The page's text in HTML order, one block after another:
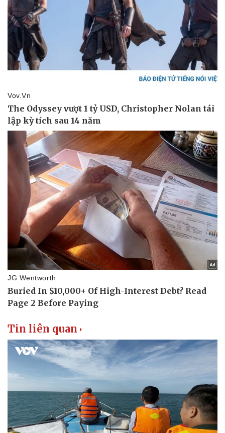
Doanh nghiệp
Doanh nhân
Vì cộng đồng
Công nghệ
Sành điệu
Chuyển đổi số
Sức khỏe
Dinh dưỡng - món ngon
Cây thuốc
Sản phụ khoa
Nam khoa
Phòng mạch online
Ăn sạch sống khỏe
Tình yêu - Gia đình
Tin liên quan